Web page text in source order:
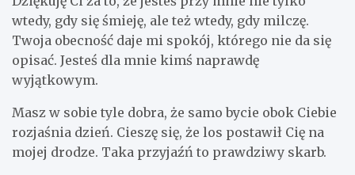
wtedy, gdy się śmieję, ale też wtedy, gdy milczę.
Twoja obecność daje mi spokój, którego nie da się
opisać. Jesteś dla mnie kimś naprawdę
wyjątkowym.
Masz w sobie tyle dobra, że samo bycie obok Ciebie
rozjaśnia dzień. Cieszę się, że los postawił Cię na
mojej drodze. Taka przyjaźń to prawdziwy skarb.